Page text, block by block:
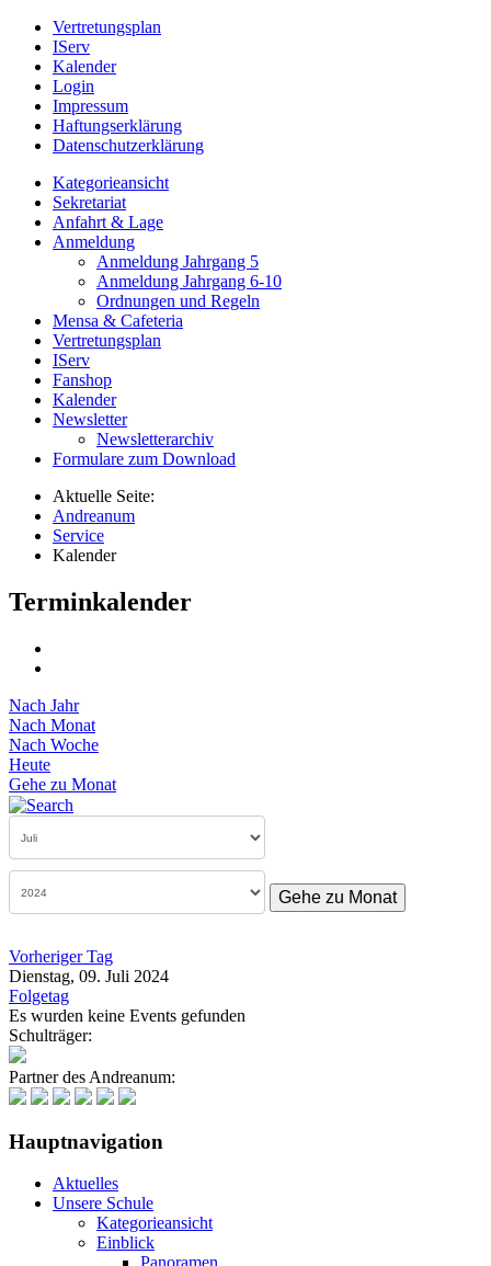
Vertretungsplan
IServ
Kalender
Login
Impressum
Haftungserklärung
Datenschutzerklärung
Kategorieansicht
Sekretariat
Anfahrt & Lage
Anmeldung
Anmeldung Jahrgang 5
Anmeldung Jahrgang 6-10
Ordnungen und Regeln
Mensa & Cafeteria
Vertretungsplan
IServ
Fanshop
Kalender
Newsletter
Newsletterarchiv
Formulare zum Download
Aktuelle Seite:
Andreanum
Service
Kalender
Terminkalender
Nach Jahr
Nach Monat
Nach Woche
Heute
Gehe zu Monat
Gehe zu Monat
Vorheriger Tag
Dienstag, 09. Juli 2024
Folgetag
Es wurden keine Events gefunden
Schulträger:
Partner des Andreanum:
Hauptnavigation
Aktuelles
Unsere Schule
Kategorieansicht
Einblick